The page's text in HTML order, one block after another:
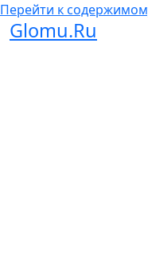
Перейти к
Glomu.Ru